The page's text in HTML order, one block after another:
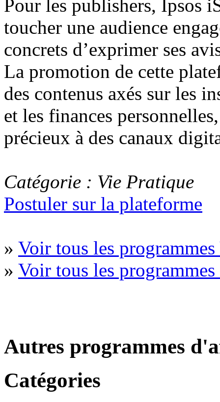
Pour les publishers, Ipsos
toucher une audience
concrets d’exprimer ses
La promotion de cette
des contenus axés sur les
et les finances
précieux à des canaux
Catégorie : Vie Pratique
Postuler sur la plateforme
» Voir tous les
» Voir tous les
Autres programmes
Catégories